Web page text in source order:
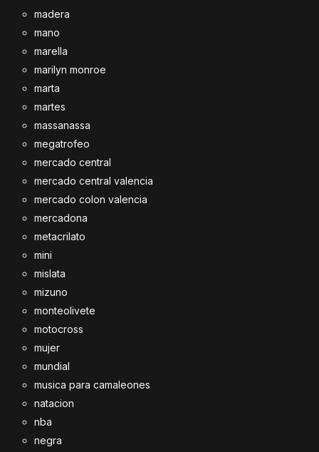
madera
mano
marella
marilyn monroe
marta
martes
massanassa
megatrofeo
mercado central
mercado central valencia
mercado colon valencia
mercadona
metacrilato
mini
mislata
mizuno
monteolivete
motocross
mujer
mundial
musica para camaleones
natacion
nba
negra